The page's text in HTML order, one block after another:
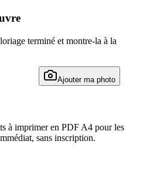
terminé et montre-la à la
Ajouter ma photo
à imprimer en PDF A4 pour les
sans inscription.